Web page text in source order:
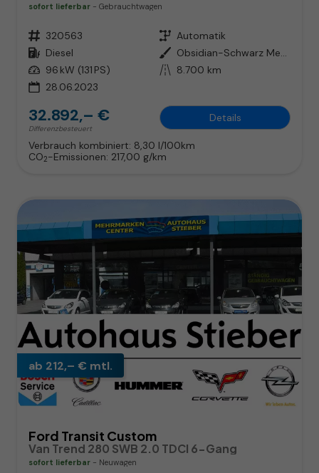
sofort lieferbar Gebrauchtwagen
Fahrzeugnr. 320563 Getriebe Automatik
Kraftstoff Diesel Außenfarbe
Obsidian-Schwarz Metallic
Leistung 96 kW (131 PS) Kilometerstand 8.700 km
28.06.2023
32.892,– €
Differenzbesteuert
Details
Verbrauch kombiniert: 8,30 l/100km
CO2-Emissionen: 217,00 g/km
ab 212,– € mtl.
Ford Transit Custom
Van Trend 280 SWB 2.0 TDCI 6-Gang
sofort lieferbar Neuwagen